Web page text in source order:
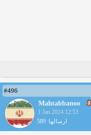
#496
Mahtabbanoo
1 Jan 2024 12:53
ارسالها: 589